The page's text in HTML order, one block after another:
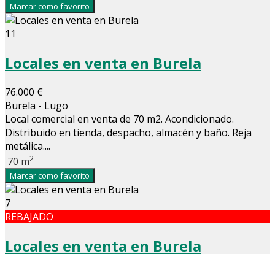
Marcar como favorito
11
Locales en venta en Burela
76.000 €
Burela - Lugo
Local comercial en venta de 70 m2. Acondicionado.
Distribuido en tienda, despacho, almacén y baño. Reja
metálica....
70 m2
Marcar como favorito
7
REBAJADO
Locales en venta en Burela